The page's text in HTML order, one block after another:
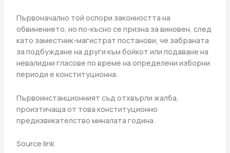
Първоначално той оспори законността на
обвинението, но по-късно се призна за виновен, след
като заместник-магистрат постанови, че забраната
за подбуждане на други към бойкот или подаване на
невалидни гласове по време на определени изборни
периоди е конституционна.
Първоинстанционният съд отхвърли жалба,
произтичаща от това конституционно
предизвикателство миналата година.
Source link